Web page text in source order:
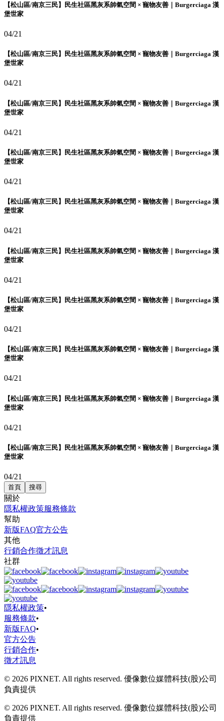
【松山區/南京三民】民生社區黑灰系帥氣空間 × 寵物友善｜Burgerciaga 漢
堡世家
04/21
【松山區/南京三民】民生社區黑灰系帥氣空間 × 寵物友善｜Burgerciaga 漢
堡世家
04/21
【松山區/南京三民】民生社區黑灰系帥氣空間 × 寵物友善｜Burgerciaga 漢
堡世家
04/21
【松山區/南京三民】民生社區黑灰系帥氣空間 × 寵物友善｜Burgerciaga 漢
堡世家
04/21
【松山區/南京三民】民生社區黑灰系帥氣空間 × 寵物友善｜Burgerciaga 漢
堡世家
04/21
【松山區/南京三民】民生社區黑灰系帥氣空間 × 寵物友善｜Burgerciaga 漢
堡世家
04/21
【松山區/南京三民】民生社區黑灰系帥氣空間 × 寵物友善｜Burgerciaga 漢
堡世家
04/21
【松山區/南京三民】民生社區黑灰系帥氣空間 × 寵物友善｜Burgerciaga 漢
堡世家
04/21
【松山區/南京三民】民生社區黑灰系帥氣空間 × 寵物友善｜Burgerciaga 漢
堡世家
04/21
【松山區/南京三民】民生社區黑灰系帥氣空間 × 寵物友善｜Burgerciaga 漢
堡世家
04/21
首頁 搜尋
關於
隱私權政策服務條款
幫助
新版FAQ官方公告
其他
行銷合作徵才訊息
社群
隱私權政策•
服務條款•
新版FAQ•
官方公告
行銷合作•
徵才訊息
© 2026 PIXNET. All rights reserved. 優像數位媒體科技(股)公司
負責提供
© 2026 PIXNET. All rights reserved. 優像數位媒體科技(股)公司
負責提供